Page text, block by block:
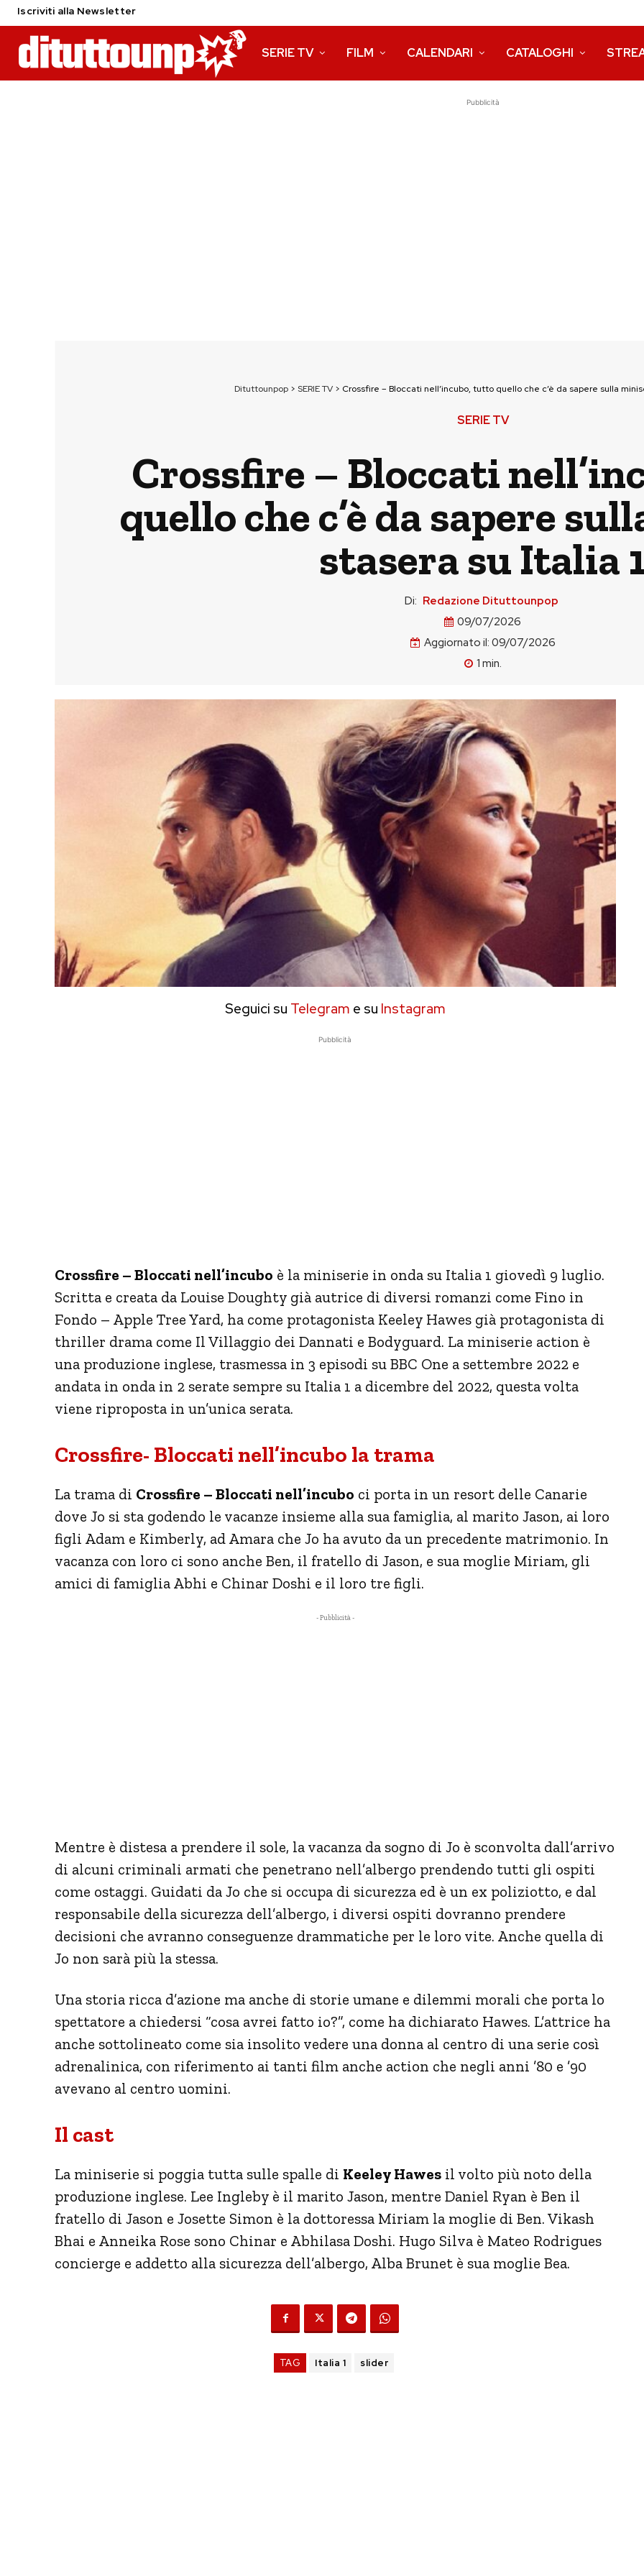
Iscriviti alla Newsletter
SERIE TV FILM CALENDARI CATALOGHI
Pubblicità
Dituttounpop > SERIE TV > Crossfire – Bloccati nell’incubo, tutto quello che c’è da sapere sulla
SERIE TV
Crossfire – Bloccati
quello che c’è da sapere
stasera su Italia
Di: Redazione Dituttounpop
09/07/2026
Aggiornato il: 09/07/2026
1 min.
Seguici su Telegram e su Instagram
Pubblicità
Crossfire – Bloccati nell’incubo è la miniserie in onda su Italia 1 giovedì 9 luglio.
Scritta e creata da Louise Doughty già autrice di diversi romanzi come Fino in
Fondo – Apple Tree Yard, ha come protagonista Keeley Hawes già protagonista di
thriller drama come Il Villaggio dei Dannati e Bodyguard. La miniserie action è
una produzione inglese, trasmessa in 3 episodi su BBC One a settembre 2022 e
andata in onda in 2 serate sempre su Italia 1 a dicembre del 2022, questa volta
viene riproposta in un’unica serata.
Crossfire- Bloccati nell’incubo la trama
La trama di Crossfire – Bloccati nell’incubo ci porta in un resort delle Canarie
dove Jo si sta godendo le vacanze insieme alla sua famiglia, al marito Jason, ai loro
figli Adam e Kimberly, ad Amara che Jo ha avuto da un precedente matrimonio. In
vacanza con loro ci sono anche Ben, il fratello di Jason, e sua moglie Miriam, gli
amici di famiglia Abhi e Chinar Doshi e il loro tre figli.
- Pubblicità -
Mentre è distesa a prendere il sole, la vacanza da sogno di Jo è sconvolta dall’arrivo
di alcuni criminali armati che penetrano nell’albergo prendendo tutti gli ospiti
come ostaggi. Guidati da Jo che si occupa di sicurezza ed è un ex poliziotto, e dal
responsabile della sicurezza dell’albergo, i diversi ospiti dovranno prendere
decisioni che avranno conseguenze drammatiche per le loro vite. Anche quella di
Jo non sarà più la stessa.
Una storia ricca d’azione ma anche di storie umane e dilemmi morali che porta lo
spettatore a chiedersi “cosa avrei fatto io?”, come ha dichiarato Hawes. L’attrice ha
anche sottolineato come sia insolito vedere una donna al centro di una serie così
adrenalinica, con riferimento ai tanti film anche action che negli anni ’80 e ’90
avevano al centro uomini.
Il cast
La miniserie si poggia tutta sulle spalle di Keeley Hawes il volto più noto della
produzione inglese. Lee Ingleby è il marito Jason, mentre Daniel Ryan è Ben il
fratello di Jason e Josette Simon è la dottoressa Miriam la moglie di Ben. Vikash
Bhai e Anneika Rose sono Chinar e Abhilasa Doshi. Hugo Silva è Mateo Rodrigues
concierge e addetto alla sicurezza dell’albergo, Alba Brunet è sua moglie Bea.
TAG Italia 1 slider